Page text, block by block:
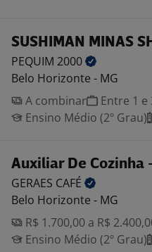
SUSHIMAN MINAS
PEQUIM 2000
Belo Horizonte - MG
A combinar
Entre 1 e
Ensino Médio (2º Grau)
Auxiliar De Cozinha
GERAES CAFÉ
Belo Horizonte - MG
R$ 1.700,00 a R$
Ensino Médio (2º Grau)